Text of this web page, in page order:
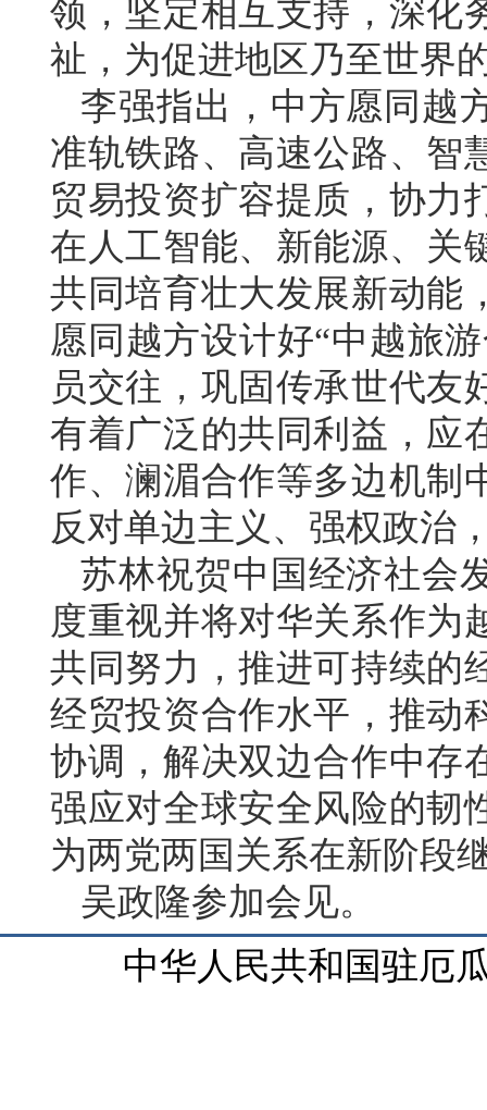
领，坚定相互支持，深化
祉，为促进地区乃至世界
李强指出，中方愿同越
准轨铁路、高速公路、智
贸易投资扩容提质，协力
在人工智能、新能源、关
共同培育壮大发展新动能
愿同越方设计好“中越旅
员交往，巩固传承世代友
有着广泛的共同利益，应
作、澜湄合作等多边机制
反对单边主义、强权政治
苏林祝贺中国经济社会
度重视并将对华关系作为
共同努力，推进可持续的
经贸投资合作水平，推动
协调，解决双边合作中存
强应对全球安全风险的韧
为两党两国关系在新阶段
吴政隆参加会见。
中华人民共和国驻厄